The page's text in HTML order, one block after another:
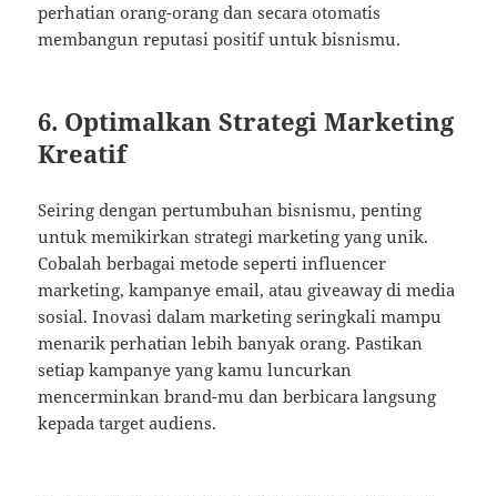
perhatian orang-orang dan secara otomatis
membangun reputasi positif untuk bisnismu.
6. Optimalkan Strategi Marketing
Kreatif
Seiring dengan pertumbuhan bisnismu, penting
untuk memikirkan strategi marketing yang unik.
Cobalah berbagai metode seperti influencer
marketing, kampanye email, atau giveaway di media
sosial. Inovasi dalam marketing seringkali mampu
menarik perhatian lebih banyak orang. Pastikan
setiap kampanye yang kamu luncurkan
mencerminkan brand-mu dan berbicara langsung
kepada target audiens.